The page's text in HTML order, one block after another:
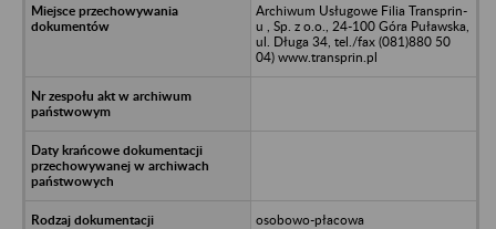
Archiwum Usługowe Filia Transprin-
u , Sp. z o.o., 24-100 Góra Puławska,
ul. Długa 34, tel./fax (081)880 50
04) www.transprin.pl
osobowo-płacowa